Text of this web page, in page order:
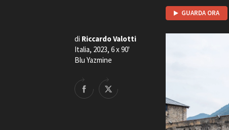
Rete regionale
Bilancio sociale
GUARDA ORA
di Riccardo Valotti
Italia, 2023, 6 x 90'
Blu Yazmine